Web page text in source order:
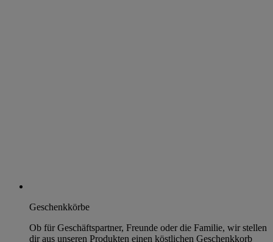
Geschenkkörbe
Ob für Geschäftspartner, Freunde oder die Familie, wir stellen
dir aus unseren Produkten einen köstlichen Geschenkkorb